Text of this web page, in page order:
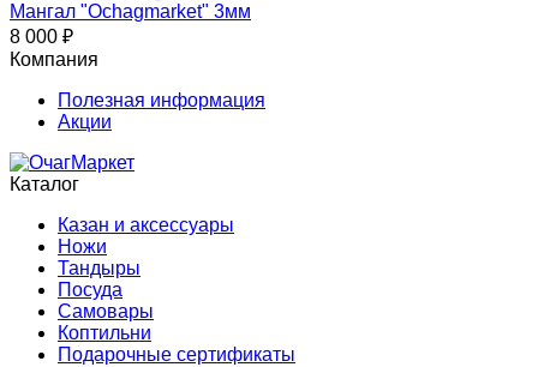
Мангал "Ochagmarket" 3мм
8 000 ₽
Компания
Полезная информация
Акции
Каталог
Казан и аксессуары
Ножи
Тандыры
Посуда
Самовары
Коптильни
Подарочные сертификаты